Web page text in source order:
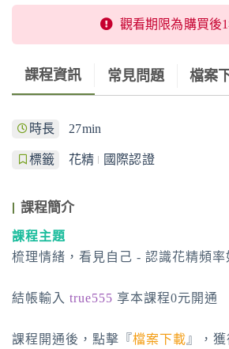
觀看期限為購買後
課程資訊 常見問題 檔案
時長 27min
標籤 花精 國際認證
課程簡介
課程主題
梳理情緒，看見自己 - 認識花精頻
結帳輸入 true555 享本課程0元開通
課程開通後，點擊『檔案下載 』，